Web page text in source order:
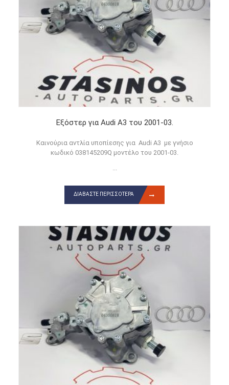
Εξόστερ για Audi A3 του 2001-03.
Καινούρια αντλία υποπίεσης για Audi A3 με γνήσιο
κωδικό 038145209Q μοντέλο του 2001-03.
ΔΙΑΒΆΣΤΕ ΠΕΡΙΣΣΌΤΕΡΑ